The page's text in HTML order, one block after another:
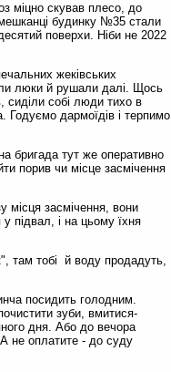
міцно скував плесо, до
будинку №35 стали
поверхи. Ніби не 2022
жеківських
люки й рушали далі. Щось
сиділи собі люди тихо в
Годуємо дармоїдів і терпимо
бригада тут же оперативно
порив чи місце засмічення
місця засмічення, вони
підвал, і на цьому їхня
там тобі й воду продадуть,
посидить голодним.
зуби, вмитися-
дня. Або до вечора
не оплатите - до суду